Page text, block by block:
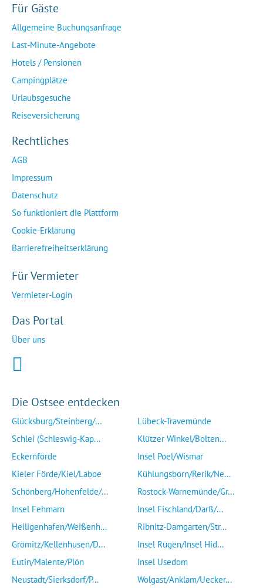
Für Gäste
Allgemeine Buchungsanfrage
Last-Minute-Angebote
Hotels / Pensionen
Campingplätze
Urlaubsgesuche
Reiseversicherung
Rechtliches
AGB
Impressum
Datenschutz
So funktioniert die Plattform
Cookie-Erklärung
Barrierefreiheitserklärung
Für Vermieter
Vermieter-Login
Das Portal
Über uns
Die Ostsee entdecken
Glücksburg/Steinberg/...
Schlei (Schleswig-Kap...
Eckernförde
Kieler Förde/Kiel/Laboe
Schönberg/Hohenfelde/...
Insel Fehmarn
Heiligenhafen/Weißenh...
Grömitz/Kellenhusen/D...
Eutin/Malente/Plön
Neustadt/Sierksdorf/P...
Lübeck-Travemünde
Klützer Winkel/Bolten...
Insel Poel/Wismar
Kühlungsborn/Rerik/Ne...
Rostock-Warnemünde/Gr...
Insel Fischland/Darß/...
Ribnitz-Damgarten/Str...
Insel Rügen/Insel Hid...
Insel Usedom
Wolgast/Anklam/Uecker...